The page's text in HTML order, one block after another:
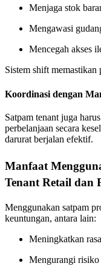
Menjaga stok
Mengawasi
Mencegah akses
Sistem shift memastikan
Koordinasi dengan
Satpam tenant juga
perbelanjaan secara
darurat berjalan efektif.
Manfaat
Tenant Retail dan
Menggunakan satpam
keuntungan, antara lain:
Meningkatkan
Mengurangi risiko